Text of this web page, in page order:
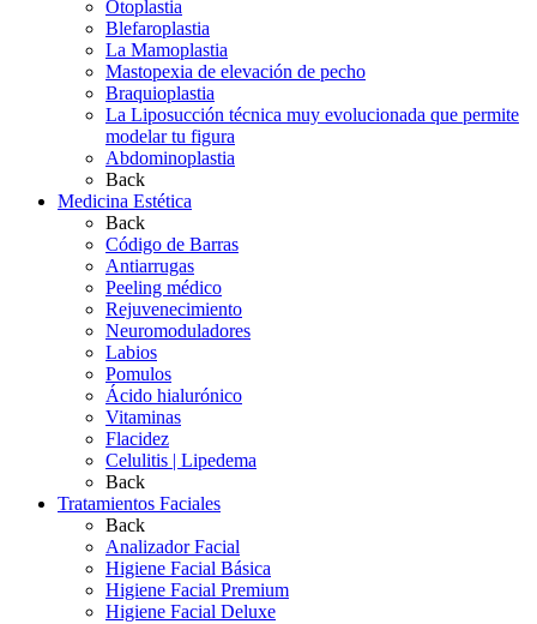
Otoplastia
Blefaroplastia
La Mamoplastia
Mastopexia de elevación de pecho
Braquioplastia
La Liposucción técnica muy evolucionada que permite
modelar tu figura
Abdominoplastia
Back
Medicina Estética
Back
Código de Barras
Antiarrugas
Peeling médico
Rejuvenecimiento
Neuromoduladores
Labios
Pomulos
Ácido hialurónico
Vitaminas
Flacidez
Celulitis | Lipedema
Back
Tratamientos Faciales
Back
Analizador Facial
Higiene Facial Básica
Higiene Facial Premium
Higiene Facial Deluxe